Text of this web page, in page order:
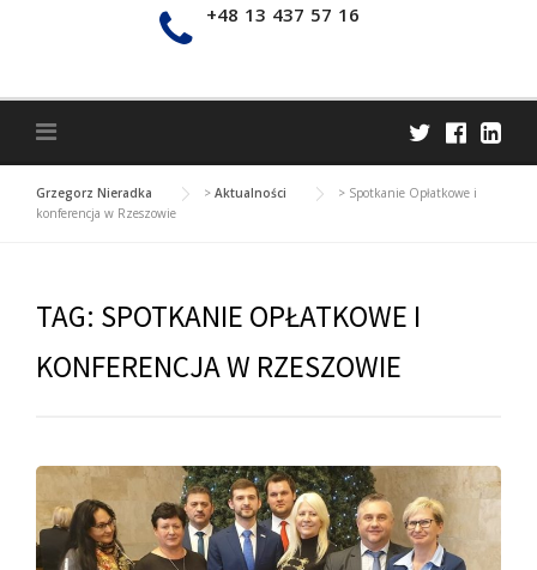
+48 13 437 57 16
Grzegorz Nieradka > Aktualności > Spotkanie Opłatkowe i
konferencja w Rzeszowie
TAG: SPOTKANIE OPŁATKOWE I
KONFERENCJA W RZESZOWIE